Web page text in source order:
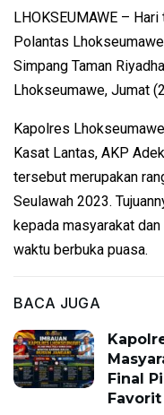
LHOKSEUMAWE –
Polantas
Simpang Taman
Lhokseumawe, Jumat
Kapolres
Kasat Lantas, AKP
tersebut merupakan
Seulawah 2023.
kepada masyarakat
waktu berbuka puasa.
BACA JUGA
Final